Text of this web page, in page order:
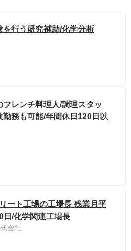
行う研究補助/化学分析
レンチ料理人/調理スタッ
務も可能/年間休日120日以
ート工場の工場長 残業月平
日/化学関連工場長
会社